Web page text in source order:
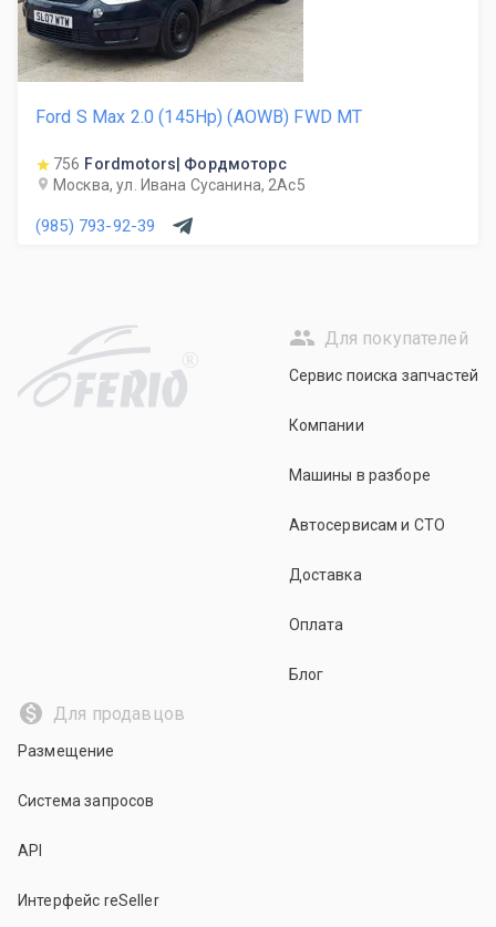
Ford S Max 2.0 (145Hp) (AOWB) FWD MT
756 Fordmotors| Фордмоторс
Москва, ул. Ивана Сусанина, 2Ас5
(985) 793-92-39
R
Для покупателей
Сервис поиска запчастей
Компании
Машины в разборе
Автосервисам и СТО
Доставка
Оплата
Блог
Для продавцов
Размещение
Система запросов
API
Интерфейс reSeller